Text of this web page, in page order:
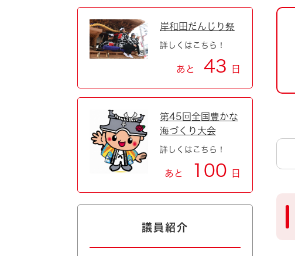
道路・河川・交通 まちづくり
国際交流
本
岸和田だんじり祭
詳しくはこちら！
あと 43 日
第45回全国豊かな
海づくり大会
詳しくはこちら！
あと 100 日
議員紹介